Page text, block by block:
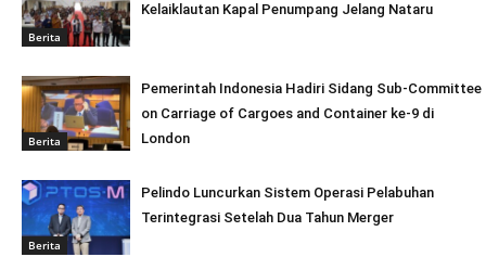
Berita
Kelaiklautan Kapal Penumpang Jelang Nataru
Berita
Pemerintah Indonesia Hadiri Sidang Sub-Committee
on Carriage of Cargoes and Container ke-9 di
London
Berita
Pelindo Luncurkan Sistem Operasi Pelabuhan
Terintegrasi Setelah Dua Tahun Merger